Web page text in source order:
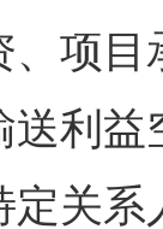
项目
利
定关